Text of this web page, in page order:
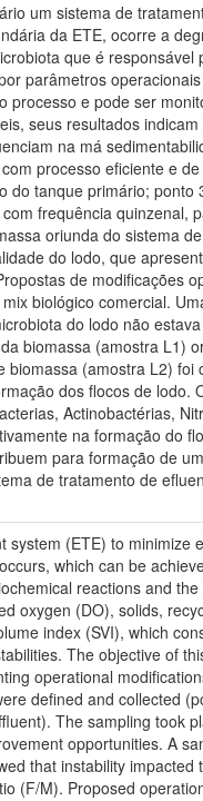
um sistema de
da ETE, ocorre a
que é
parâmetros
processo e pode ser
seus resultados
na má
processo eficiente e
tanque primário; ponto
frequência quinzenal,
oriunda do sistema
do lodo, que
de modificações
biológico comercial.
do lodo não
biomassa (amostra L1)
(amostra L2) foi
dos flocos de lodo.
Actinobactérias,
na formação do
para formação de
de tratamento de
(ETE) to minimize
which can be
reactions and
oxygen (DO), solids,
index (SVI), which
The objective of
operational
defined and collected
The sampling took
opportunities. A
that instability impacted
(F/M). Proposed